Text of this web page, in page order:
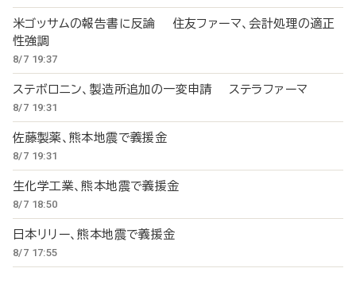
米ゴッサムの報告書に反論 住友ファーマ、会計処理の適正
性強調
8/7 19:37
ステボロニン、製造所追加の一変申請 ステラファーマ
8/7 19:31
佐藤製薬、熊本地震で義援金
8/7 19:31
生化学工業、熊本地震で義援金
8/7 18:50
日本リリー、熊本地震で義援金
8/7 17:55